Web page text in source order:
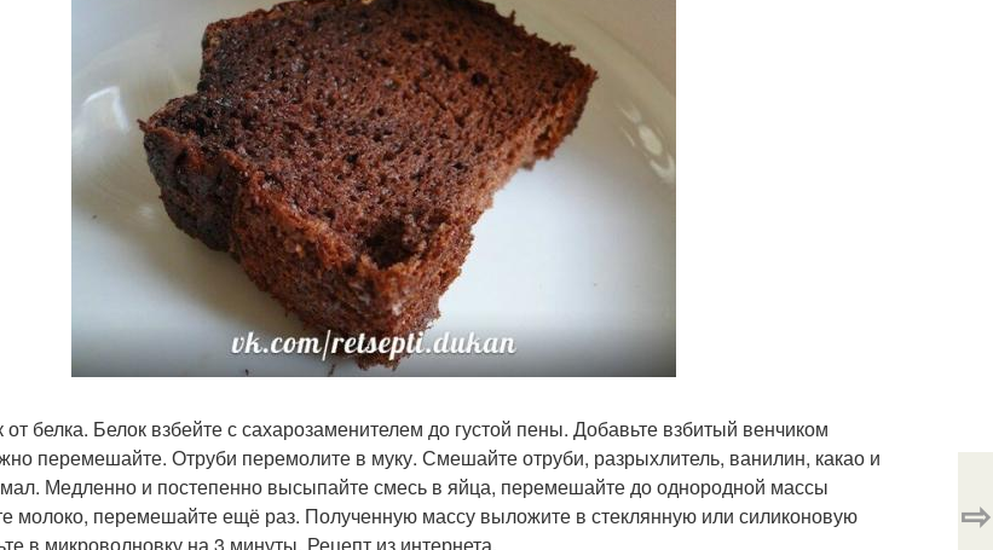
от белка. Белок взбейте с сахарозаменителем до густой пены. Добавьте взбитый венчиком
перемешайте. Отруби перемолите в муку. Смешайте отруби, разрыхлитель, ванилин, какао и
Медленно и постепенно высыпайте смесь в яйца, перемешайте до однородной массы
молоко, перемешайте ещё раз. Полученную массу выложите в стеклянную или силиконовую
⇨